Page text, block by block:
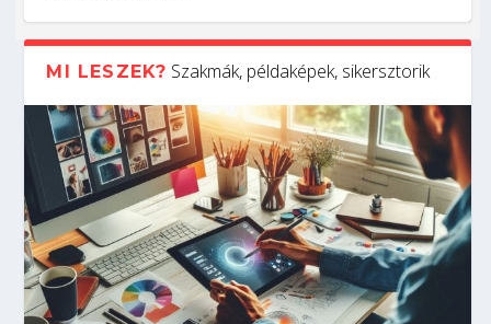
Kitalálod, mire használják ezeket a
Nem sikerült az egyetemi felvételi?
Szoftverfejlesztő: verseny kódban –
Digitális detox – hogyan kapcsolódj ki
MI LESZEK? Szakmák, példaképek, sikersztorik